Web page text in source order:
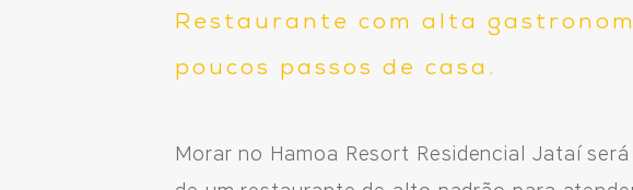
Restaurante com alta
poucos passos de casa.
Morar no Hamoa Resort Residencial Jataí